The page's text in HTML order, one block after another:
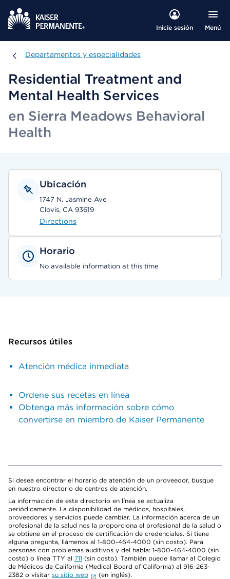
Inicie sesión Menú
Departamentos y especialidades
Departamentos y especialidades
Residential Treatment and
Mental Health Services
en Sierra Meadows Behavioral
Health
Ubicación
1747 N. Jasmine Ave
Clovis, CA 93619
Directions
Horario
No available information at this time
Recursos útiles
Atención médica inmediata
Ordene sus recetas en línea
Obtenga más información sobre cómo
convertirse en miembro de Kaiser Permanente
Si desea encontrar el horario de atención de un proveedor, busque
en nuestro directorio de centros de atención.
La información de este directorio en línea se actualiza
periódicamente. La disponibilidad de médicos, hospitales,
proveedores y servicios puede cambiar. La información acerca de un
profesional de la salud nos la proporciona el profesional de la salud o
se obtiene en el proceso de certificación de credenciales. Si tiene
alguna pregunta, llámenos al 1-800-464-4000 (sin costo). Para
personas con problemas auditivos y del habla: 1-800-464-4000 (sin
costo) o línea TTY al 711 (sin costo). También puede llamar al Colegio
de Médicos de California (Medical Board of California) al 916-263-
2382 o visitar su sitio web
(en inglés).